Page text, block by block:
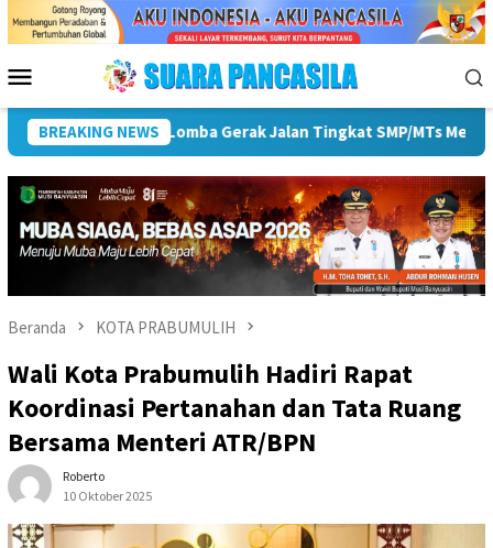
Menu
Mobile
BREAKING NEWS
81 RI Pemkot Lubuk Linggau Sosialisasikan Tanda
Beranda KOTA PRABUMULIH
Wali Kota Prabumulih Hadiri Rapat
Koordinasi Pertanahan dan Tata Ruang
Bersama Menteri ATR/BPN
Roberto
10 Oktober 2025